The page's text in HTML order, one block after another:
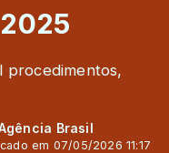
procedimentos,
Brasil
em 07/05/2026 11:17